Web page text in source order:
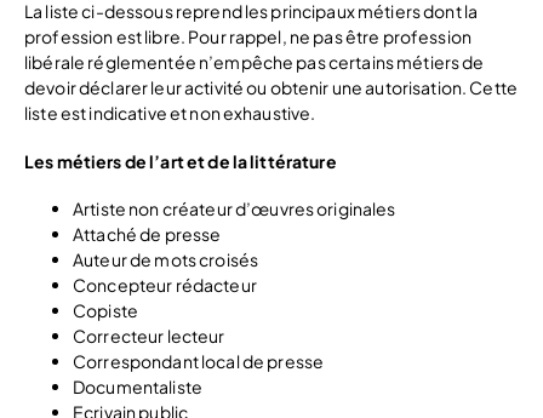
La liste ci-dessous reprend les principaux métiers dont la
profession est libre. Pour rappel, ne pas être profession
libérale réglementée n’empêche pas certains métiers de
devoir déclarer leur activité ou obtenir une autorisation. Cette
liste est indicative et non exhaustive.
Les métiers de l’art et de la littérature
Artiste non créateur d’œuvres originales
Attaché de presse
Auteur de mots croisés
Concepteur rédacteur
Copiste
Correcteur lecteur
Correspondant local de presse
Documentaliste
Ecrivain public